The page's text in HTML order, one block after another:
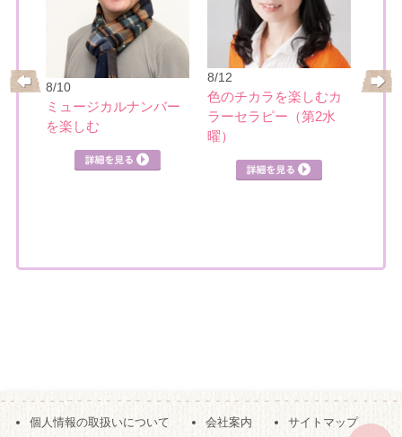
ぐ
8/10
ミュージカルナンバー
を楽しむ
8/12
色のチカラを楽しむカ
ラーセラピー（第2水
曜）
リー
個人情報の取扱いについて 会社案内 サイトマップ